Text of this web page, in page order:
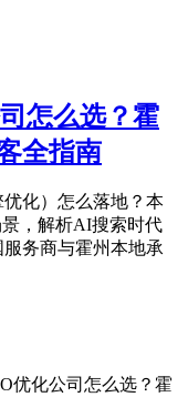
怎么选？霍
全指南
化）怎么落地？本
，解析AI搜索时代
务商与霍州本地承
优化公司怎么选？霍